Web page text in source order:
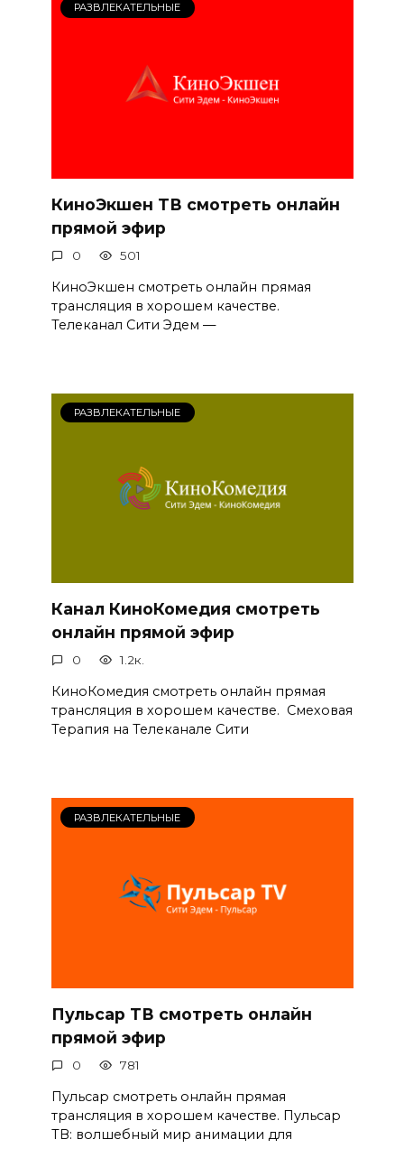
РАЗВЛЕКАТЕЛЬНЫЕ
КиноЭкшен ТВ смотреть онлайн
прямой эфир
0 501
КиноЭкшен смотреть онлайн прямая
трансляция в хорошем качестве.
Телеканал Сити Эдем —
РАЗВЛЕКАТЕЛЬНЫЕ
Канал КиноКомедия смотреть
онлайн прямой эфир
0 1.2к.
КиноКомедия смотреть онлайн прямая
трансляция в хорошем качестве. Смеховая
Терапия на Телеканале Сити
РАЗВЛЕКАТЕЛЬНЫЕ
Пульсар ТВ смотреть онлайн
прямой эфир
0 781
Пульсар смотреть онлайн прямая
трансляция в хорошем качестве. Пульсар
ТВ: волшебный мир анимации для